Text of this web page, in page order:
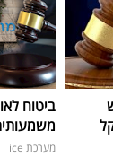
ביטוח
מערכת ice